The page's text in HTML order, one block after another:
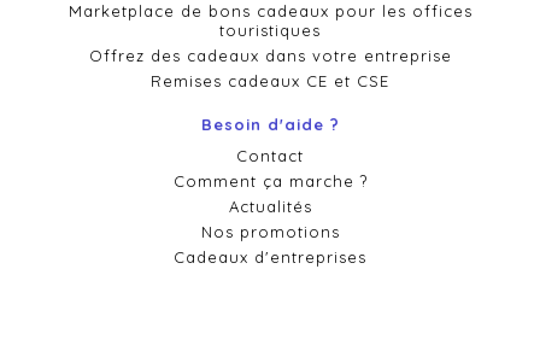
Marketplace de bons cadeaux pour les offices
touristiques
Offrez des cadeaux dans votre entreprise
Remises cadeaux CE et CSE
Besoin d'aide ?
Contact
Comment ça marche ?
Actualités
Nos promotions
Cadeaux d'entreprises